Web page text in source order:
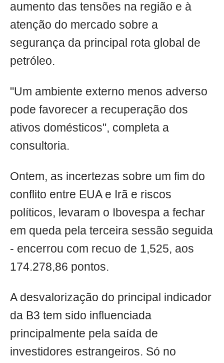
aumento das tensões na região e à
atenção do mercado sobre a
segurança da principal rota global de
petróleo.
"Um ambiente externo menos adverso
pode favorecer a recuperação dos
ativos domésticos", completa a
consultoria.
Ontem, as incertezas sobre um fim do
conflito entre EUA e Irã e riscos
políticos, levaram o Ibovespa a fechar
em queda pela terceira sessão seguida
- encerrou com recuo de 1,525, aos
174.278,86 pontos.
A desvalorização do principal indicador
da B3 tem sido influenciada
principalmente pela saída de
investidores estrangeiros. Só no